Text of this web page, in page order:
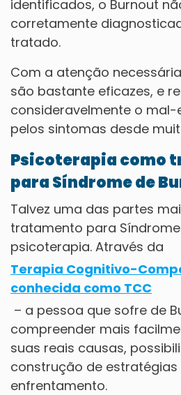
identificados, o Burnout
corretamente
tratado.
Com a atenção
são bastante eficazes, e
consideravelmente o
pelos sintomas desde
Psicoterapia como
para Síndrome de
Talvez uma das partes
tratamento para
psicoterapia. Através da
Terapia Cognitivo-
conhecida como TCC
– a pessoa que sofre de
compreender mais
suas reais causas,
construção de
enfrentamento.